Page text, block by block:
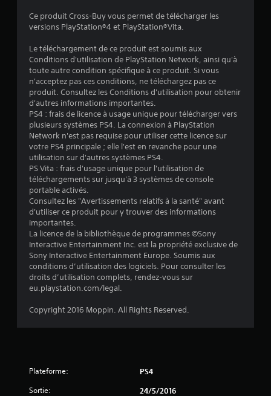
é
t
o
e
s
u
(
Ce produit Cross-Buy vous permet de télécharger les
versions PlayStation®4 et PlayStation®Vita.
Le téléchargement de ce produit est soumis aux
Conditions d'utilisation de PlayStation Network, ainsi qu'à
toute autre condition spécifique à ce produit. Si vous
n'acceptez pas ces conditions, ne téléchargez pas ce
produit. Consultez les Conditions d'utilisation pour obtenir
d'autres informations importantes.
PS4 : frais de licence à usage unique pour télécharger vers
plusieurs systèmes PS4. La connexion à PlayStation
Network n'est pas requise pour utiliser cette licence sur
votre PS4 principale ; elle l'est en revanche pour une
utilisation sur d'autres systèmes PS4.
PS Vita : frais d'usage unique pour l'utilisation de
téléchargements sur jusqu'à 3 systèmes de console
portable activés.
Consultez les "Avertissements relatifs à la santé" avant
d'utiliser ce produit pour y trouver des informations
importantes.
La licence de la bibliothèque de programmes ©Sony
Interactive Entertainment Inc. est la propriété exclusive de
Sony Interactive Entertainment Europe. Soumis aux
conditions d’utilisation des logiciels. Pour consulter les
droits d’utilisation complets, rendez-vous sur
eu.playstation.com/legal.
Copyright 2016 Moppin. All Rights Reserved.
Plateforme: PS4
Sortie: 24/5/2016